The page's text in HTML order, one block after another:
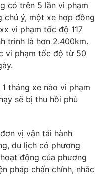
có trên 5 lần vi phạm
chú ý, một xe hợp đồng
vi phạm tốc độ 117
trình là hơn 2.400km.
vi phạm tốc độ từ 50
tháng xe nào vi phạm
sẽ bị thu hồi phù
vị vận tải hành
du lịch có phương
động của phương
pháp chấn chỉnh, nhắc